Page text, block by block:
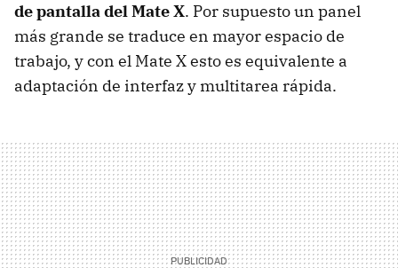
de pantalla del Mate X. Por supuesto un panel
más grande se traduce en mayor espacio de
trabajo, y con el Mate X esto es equivalente a
adaptación de interfaz y multitarea rápida.